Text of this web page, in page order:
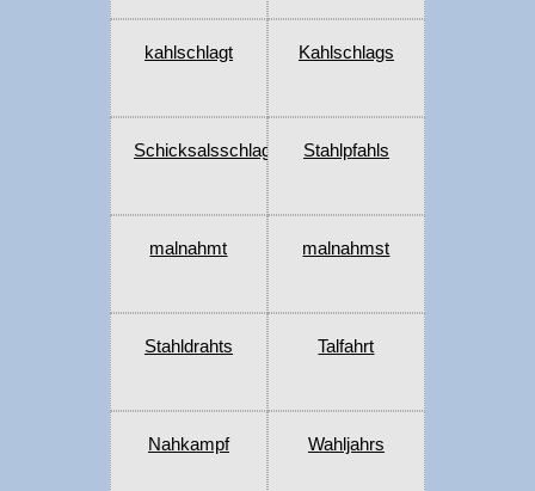
kahlschlagt Kahlschlags
Schicksalsschlag Stahlpfahls
malnahmt malnahmst
Stahldrahts Talfahrt
Nahkampf Wahljahrs